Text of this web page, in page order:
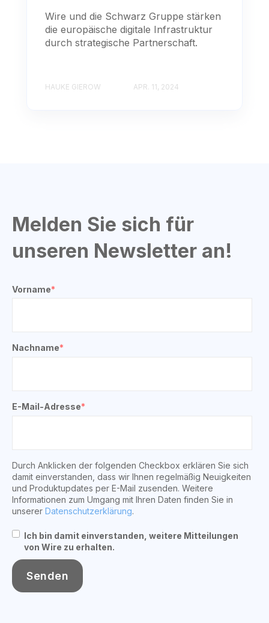
Wire und die Schwarz Gruppe stärken
die europäische digitale Infrastruktur
durch strategische Partnerschaft.
HAUKE GIEROW APR. 11, 2024
Melden Sie sich für
unseren Newsletter an!
Vorname*
Nachname*
E-Mail-Adresse*
Durch Anklicken der folgenden Checkbox erklären Sie sich
damit einverstanden, dass wir Ihnen regelmäßig Neuigkeiten
und Produktupdates per E-Mail zusenden. Weitere
Informationen zum Umgang mit Ihren Daten finden Sie in
unserer Datenschutzerklärung.
Ich bin damit einverstanden, weitere Mitteilungen
von Wire zu erhalten.